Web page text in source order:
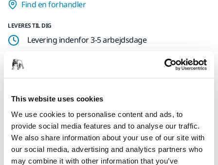
This website uses cookies
We use cookies to personalise content and ads, to
provide social media features and to analyse our traffic.
We also share information about your use of our site with
our social media, advertising and analytics partners who
may combine it with other information that you’ve
Find en forhandler
LEVERES TIL DIG
Levering indenfor 3-5 arbejdsdage
Fragt fri levering ved ordrer over 599,- kr incl moms.
Sporing af forsendelsen
Produktoplysninger